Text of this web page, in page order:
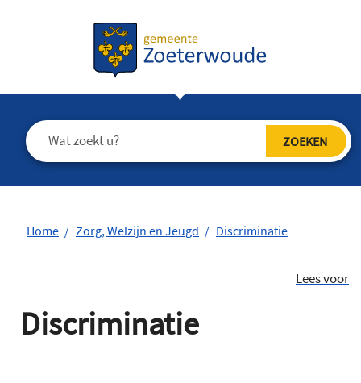
Home Zorg, Welzijn en Jeugd Discriminatie
Lees voor
Discriminatie